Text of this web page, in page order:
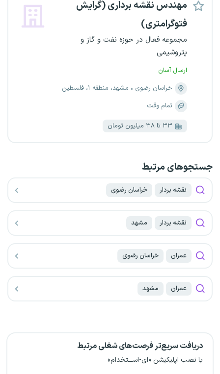
مهندس نقشه برداری (گرایش
فتوگرامتری)
مجموعه فعال در حوزه نفت و گاز و
پتروشیمی
ارسال آسان
خراسان رضوی
مشهد، منطقه ۱، فلسطین
تمام وقت
۳۳ تا ۳۸ میلیون تومان
جستجو‌های مرتبط
نقشه بردار خراسان رضوی
نقشه بردار مشهد
عمران خراسان رضوی
عمران مشهد
دریافت سریع‌تر فرصت‌های شغلی مرتبط
با نصب اپلیکیشن «ای-اســـتخدام»